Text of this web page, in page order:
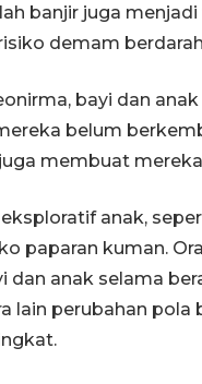
banjir juga
demam
bayi dan
belum
membuat
eksploratif anak,
paparan kuman.
dan anak selama
lain perubahan pola